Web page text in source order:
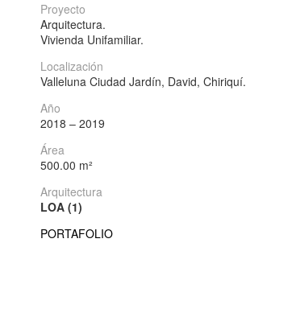
Proyecto
Arquitectura.
Vivienda Unifamiliar.
Localización
Valleluna Ciudad Jardín, David, Chiriquí.
Año
2018 – 2019
Área
500.00 m²
Arquitectura
LOA (1)
PORTAFOLIO